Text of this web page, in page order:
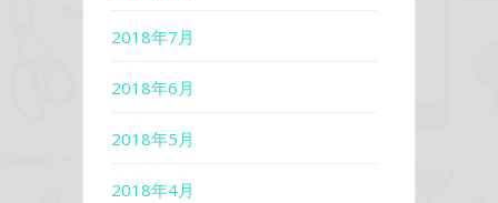
2018年7月
2018年6月
2018年5月
2018年4月